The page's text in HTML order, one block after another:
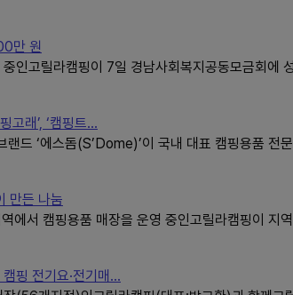
만 원
중인고릴라캠핑이 7일 경남사회복지공동모금회
고래’, ‘캠핑트...
드 ‘에스돔(S’Dome)’이 국내 대표 캠핑용품 전
만든 나눔
에서 캠핑용품 매장을 운영 중인고릴라캠핑이 지
핑 전기요·전기매...